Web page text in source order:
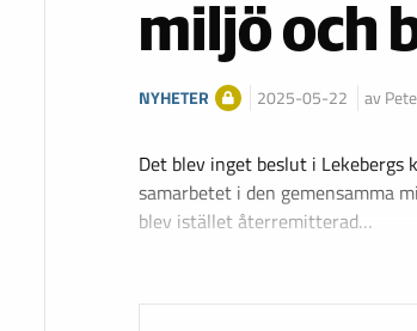
miljö och
NYHETER 2025-05-22 av
Det blev inget beslut i
samarbetet i den gemensamma
blev istället återremitterad…